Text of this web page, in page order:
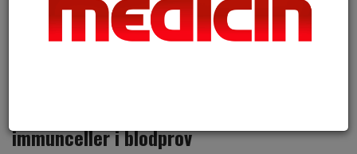
immunceller i blodprov